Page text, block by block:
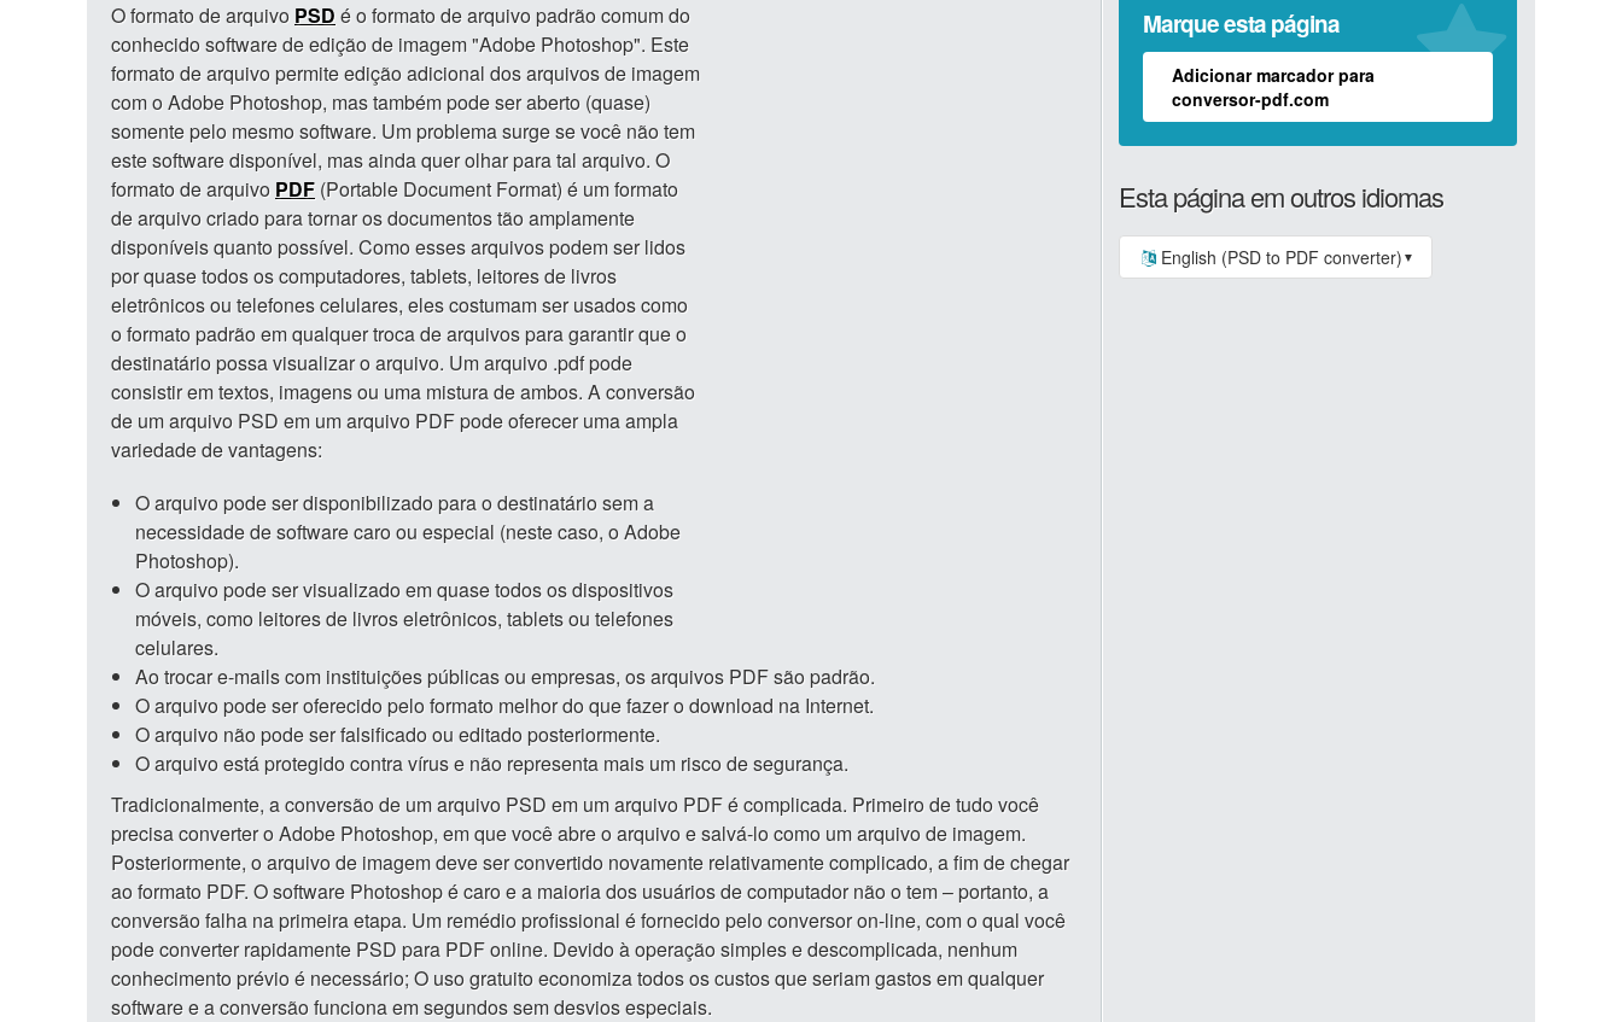
O formato de arquivo PSD é o formato de arquivo padrão comum do
conhecido software de edição de imagem "Adobe Photoshop". Este
formato de arquivo permite edição adicional dos arquivos de imagem
com o Adobe Photoshop, mas também pode ser aberto (quase)
somente pelo mesmo software. Um problema surge se você não tem
este software disponível, mas ainda quer olhar para tal arquivo. O
formato de arquivo PDF (Portable Document Format) é um formato
de arquivo criado para tornar os documentos tão amplamente
disponíveis quanto possível. Como esses arquivos podem ser lidos
por quase todos os computadores, tablets, leitores de livros
eletrônicos ou telefones celulares, eles costumam ser usados ​​como
o formato padrão em qualquer troca de arquivos para garantir que o
destinatário possa visualizar o arquivo. Um arquivo .pdf pode
consistir em textos, imagens ou uma mistura de ambos. A conversão
de um arquivo PSD em um arquivo PDF pode oferecer uma ampla
variedade de vantagens:
O arquivo pode ser disponibilizado para o destinatário sem a
necessidade de software caro ou especial (neste caso, o Adobe
Photoshop).
O arquivo pode ser visualizado em quase todos os dispositivos
móveis, como leitores de livros eletrônicos, tablets ou telefones
celulares.
Ao trocar e-mails com instituições públicas ou empresas, os arquivos PDF são padrão.
O arquivo pode ser oferecido pelo formato melhor do que fazer o download na Internet.
O arquivo não pode ser falsificado ou editado posteriormente.
O arquivo está protegido contra vírus e não representa mais um risco de segurança.
Tradicionalmente, a conversão de um arquivo PSD em um arquivo PDF é complicada. Primeiro de tudo você
precisa converter o Adobe Photoshop, em que você abre o arquivo e salvá-lo como um arquivo de imagem.
Posteriormente, o arquivo de imagem deve ser convertido novamente relativamente complicado, a fim de chegar
ao formato PDF. O software Photoshop é caro e a maioria dos usuários de computador não o tem – portanto, a
conversão falha na primeira etapa. Um remédio profissional é fornecido pelo conversor on-line, com o qual você
pode converter rapidamente PSD para PDF online. Devido à operação simples e descomplicada, nenhum
conhecimento prévio é necessário; O uso gratuito economiza todos os custos que seriam gastos em qualquer
software e a conversão funciona em segundos sem desvios especiais.
Marque esta página
Adicionar marcador para
conversor-pdf.com
Esta página em outros idiomas
English (PSD to PDF converter) ▼